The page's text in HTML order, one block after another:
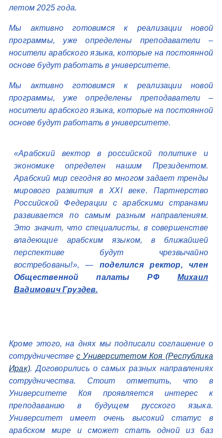
летом 2025 года.
Мы активно готовимся к реализации новой
программы, уже определены преподаватели –
носители арабского языка, которые на постоянной
основе будут работать в университете.
Мы активно готовимся к реализации новой
программы, уже определены преподаватели –
носители арабского языка, которые на постоянной
основе будут работать в университете.
«Арабский вектор в российской политике и
экономике определен нашим Президентом.
Арабский мир сегодня во многом задает тренды
мирового развития в XXI веке. Партнерство
Российской Федерации с арабскими странами
развивается по самым разным направлениям.
Это значит, что специалисты, в совершенстве
владеющие арабским языком, в ближайшей
перспективе будут чрезвычайно
востребованы!», —поделился ректор, член
Общественной палаты РФ Михаил
Вадимович Груздев.
Кроме этого, на днях мы подписали соглашение о
сотрудничестве с Университетом Коя (Республика
Ирак). Договорились о самых разных направлениях
сотрудничества. Стоит отметить, что в
Университете Коя проявляется интерес к
преподаванию в будущем русского языка.
Университет имеет очень высокий статус в
арабском мире и сможет стать одной из баз